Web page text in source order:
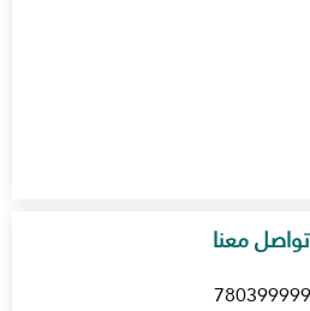
تواصل معنا